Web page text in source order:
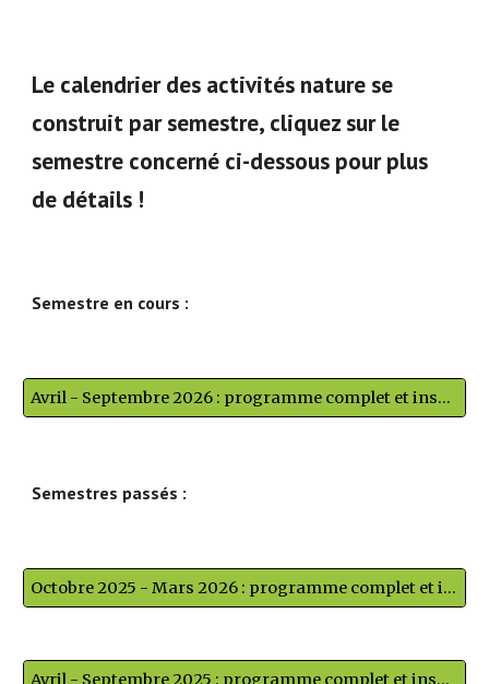
Le calendrier des activités nature se
construit par semestre, cliquez sur le
semestre concerné ci-dessous pour plus
de détails !
Semestre en cours :
Avril - Septembre 2026 : programme complet et inscriptions
Semestres passés :
Octobre 2025 - Mars 2026 : programme complet et inscriptions
Avril - Septembre 2025 : programme complet et inscriptions